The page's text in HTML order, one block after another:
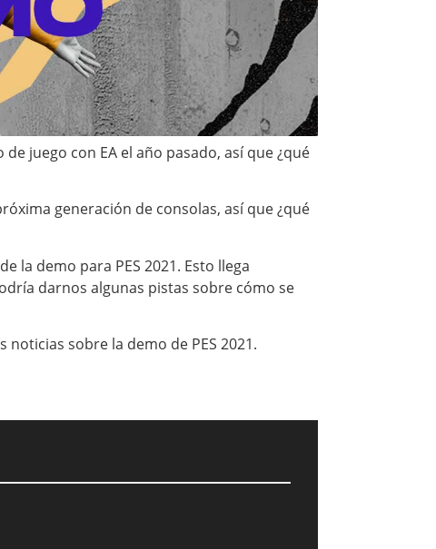
juego con EA el año pasado, así que ¿qué
generación de consolas, así que ¿qué
la demo para PES 2021. Esto llega
darnos algunas pistas sobre cómo se
sobre la demo de PES 2021.